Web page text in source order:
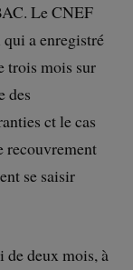
Le CNEF
a enregistré
trois mois sur
des
ct le cas
recouvrement
se saisir
de deux mois, à